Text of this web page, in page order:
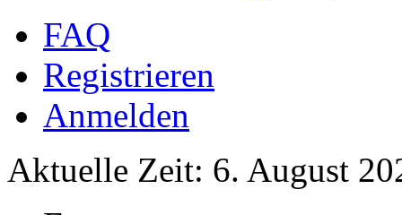
FAQ
Registrieren
Anmelden
Aktuelle Zeit: 6. August